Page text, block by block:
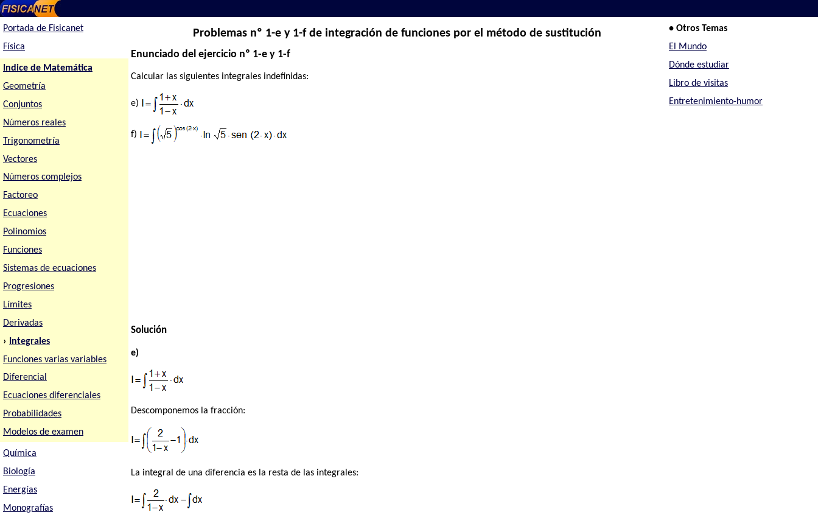
Portada de Fisicanet
Física
Indice de Matemática
Geometría
Conjuntos
Números reales
Trigonometría
Vectores
Números complejos
Factoreo
Ecuaciones
Polinomios
Funciones
Sistemas de ecuaciones
Progresiones
Límites
Derivadas
›
Integrales
Funciones varias variables
Diferencial
Ecuaciones diferenciales
Probabilidades
Modelos de examen
Química
Biología
Energías
Monografías
Problemas nº 1-e y 1-f de integración de funciones por el método de sustitución
Enunciado del ejercicio nº 1-e y 1-f
Calcular las siguientes integrales indefinidas:
e)
f)
Solución
e)
Descomponemos la fracción:
La integral de una diferencia es la resta de las integrales:
• Otros Temas
El Mundo
Dónde estudiar
Libro de visitas
Entretenimiento-humor